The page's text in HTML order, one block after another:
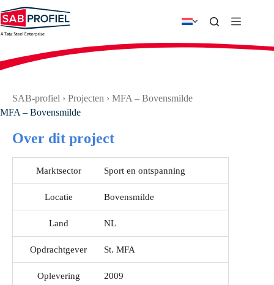
naar
de
inhoud
SAB-profiel › Projecten › MFA – Bovensmilde
MFA – Bovensmilde
Over dit project
Marktsector Sport en ontspanning
Locatie Bovensmilde
Land NL
Opdrachtgever St. MFA
Oplevering 2009